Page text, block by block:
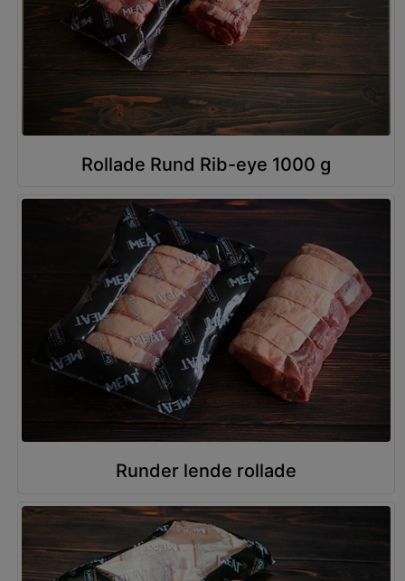
Rollade Rund Rib-eye 1000 g
Runder lende rollade